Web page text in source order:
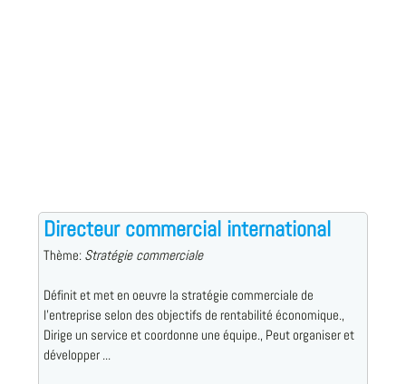
Directeur commercial international
Thème: Stratégie commerciale
Définit et met en oeuvre la stratégie commerciale de
l'entreprise selon des objectifs de rentabilité économique.,
Dirige un service et coordonne une équipe., Peut organiser et
développer ...